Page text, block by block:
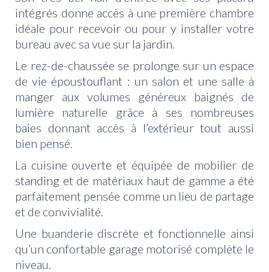
intégrés donne accès à une première chambre
idéale pour recevoir ou pour y installer votre
bureau avec sa vue sur la jardin.
Le rez-de-chaussée se prolonge sur un espace
de vie époustouflant : un salon et une salle à
manger aux volumes généreux baignés de
lumière naturelle grâce à ses nombreuses
baies donnant accès à l’extérieur tout aussi
bien pensé.
La cuisine ouverte et équipée de mobilier de
standing et de matériaux haut de gamme a été
parfaitement pensée comme un lieu de partage
et de convivialité.
Une buanderie discrète et fonctionnelle ainsi
qu’un confortable garage motorisé complète le
niveau.